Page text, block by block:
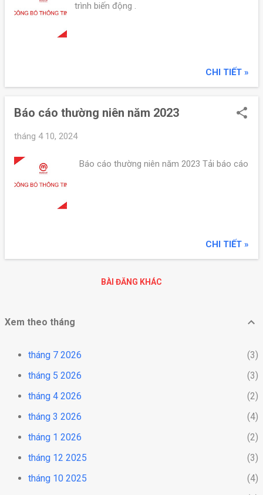
trình biến động .
CHI TIẾT »
Báo cáo thường niên năm 2023
tháng 4 10, 2024
Báo cáo thường niên năm 2023 Tải báo cáo
CHI TIẾT »
BÀI ĐĂNG KHÁC
Xem theo tháng
tháng 7 2026
3
tháng 5 2026
3
tháng 4 2026
2
tháng 3 2026
4
tháng 1 2026
2
tháng 12 2025
3
tháng 10 2025
4